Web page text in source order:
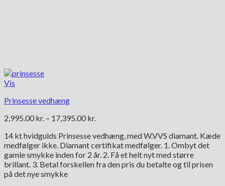
Vis
Prinsesse vedhæng
2,995.00 kr. – 17,395.00 kr.
til
17,395.00 kr.
14 kt hvidgulds Prinsesse vedhæng, med W.VVS diamant. Kæde
medfølger ikke. Diamant certifikat medfølger. 1. Ombyt det
gamle smykke inden for 2 år. 2. Få et helt nyt med større
brillant. 3. Betal forskellen fra den pris du betalte og til prisen
på det nye smykke